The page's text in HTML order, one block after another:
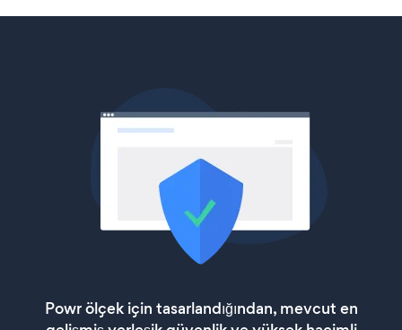
Powr ölçek için tasarlandığından, mevcut en